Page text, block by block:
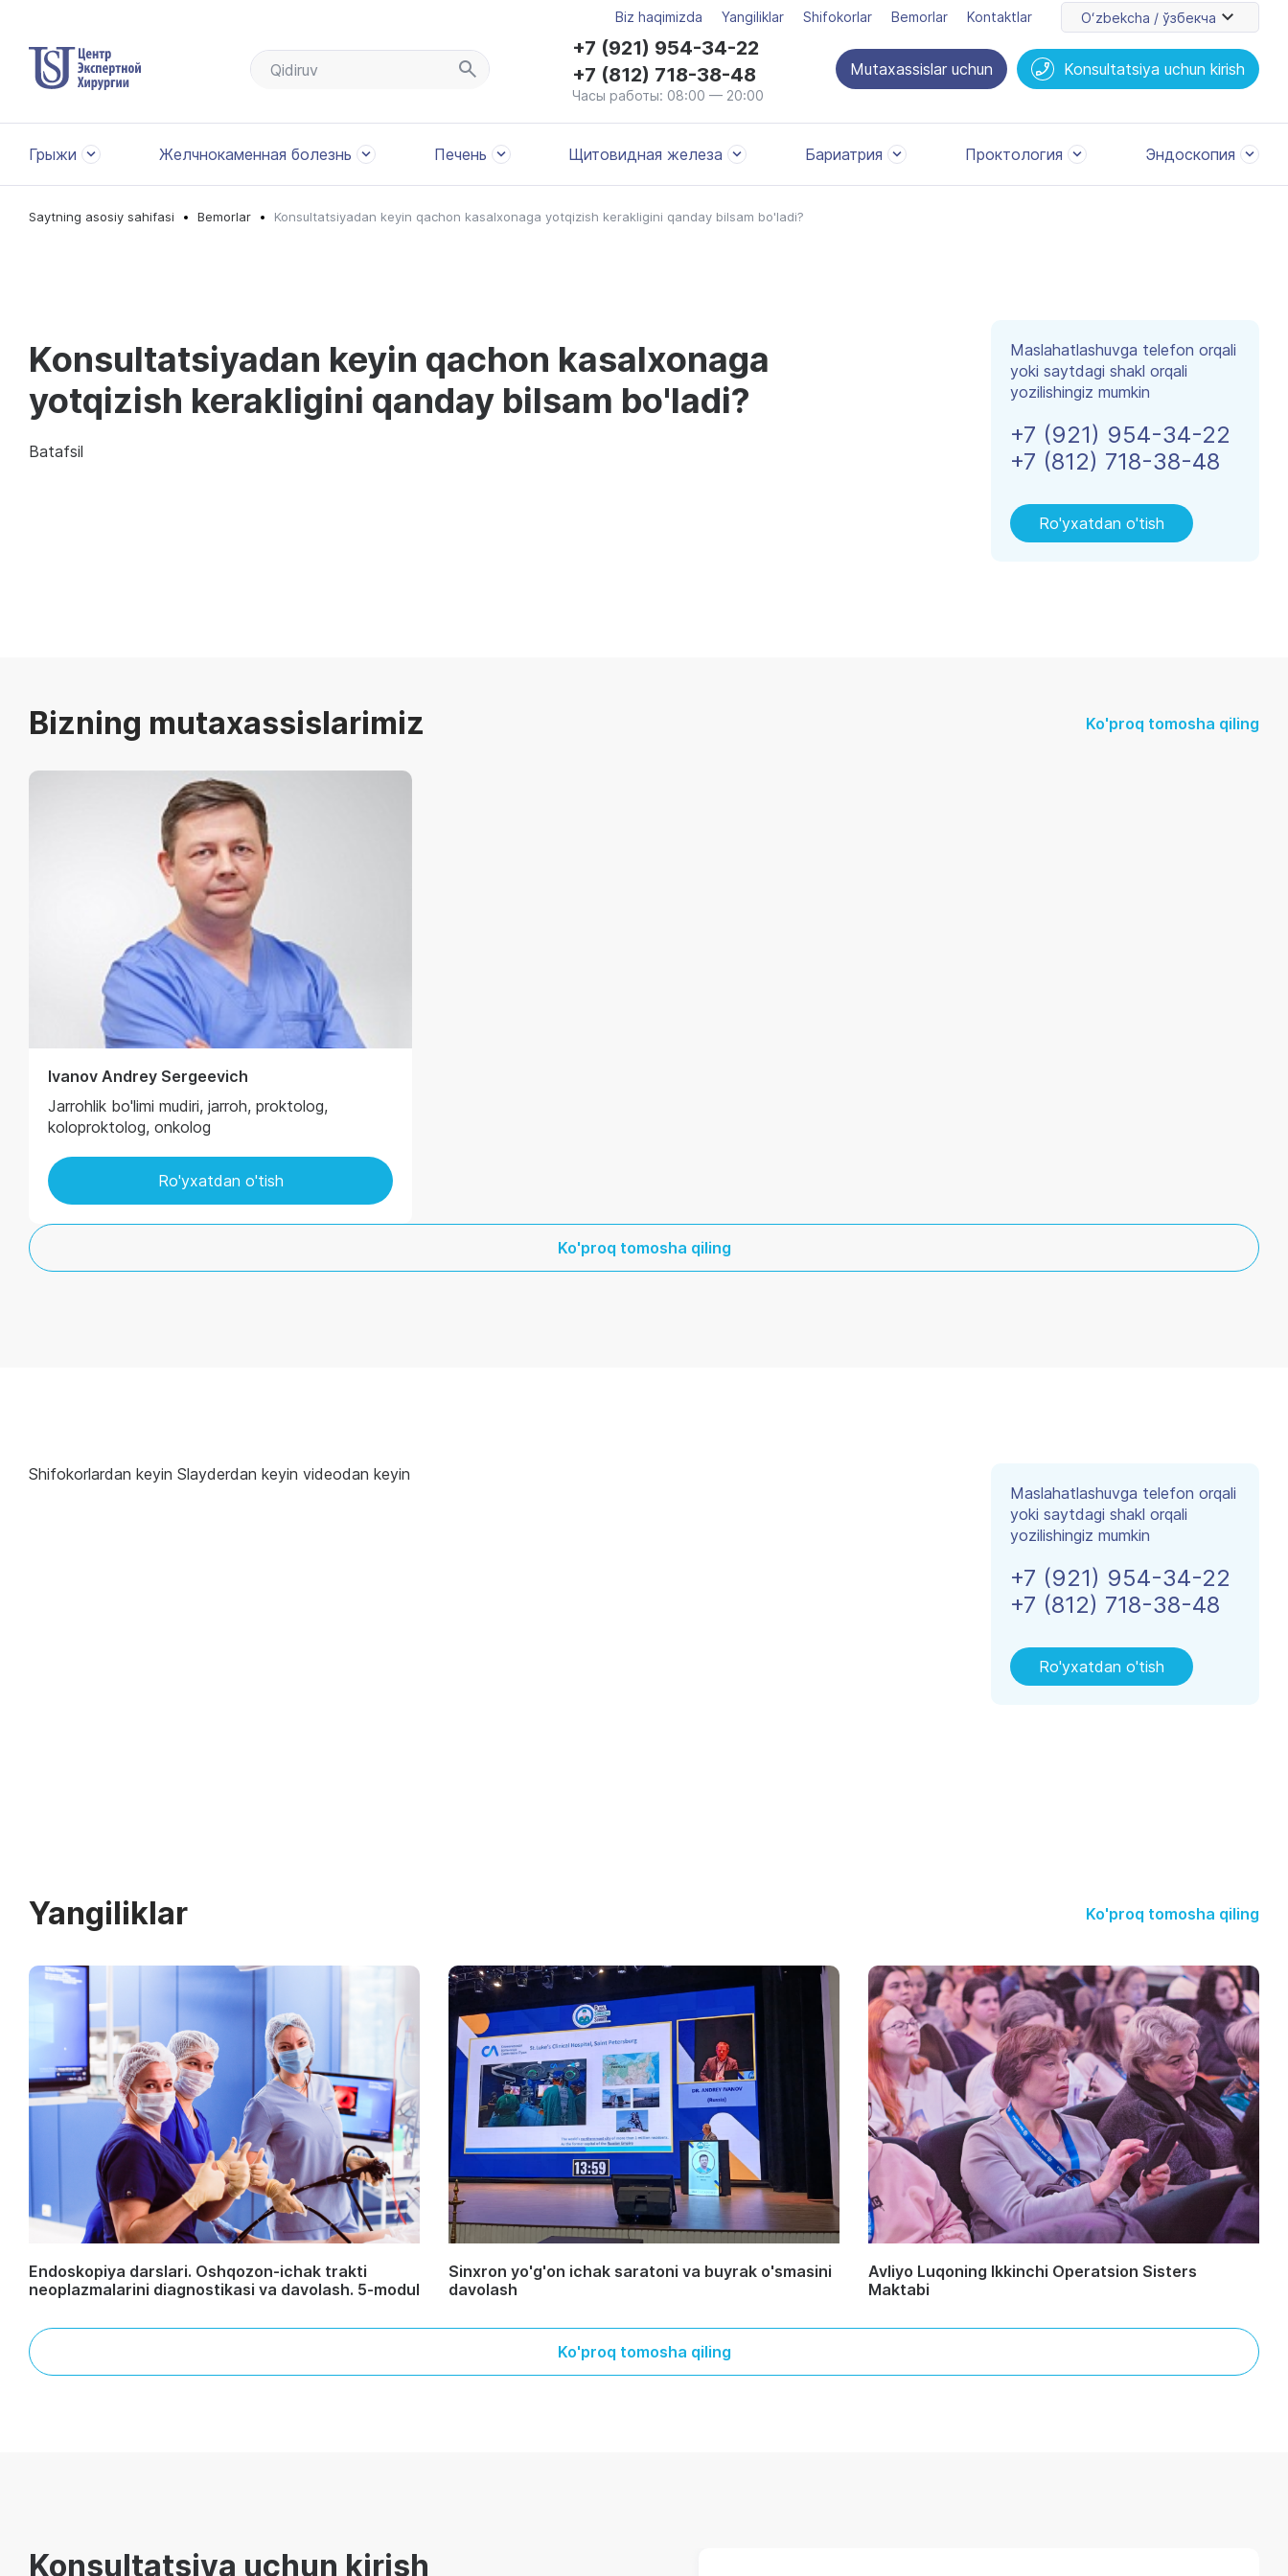
Biz haqimizda Yangiliklar Shifokorlar Bemorlar Kontaktlar Oʻzbekcha / ўзбекча
+7 (921) 954-34-22
+7 (812) 718-38-48
Часы работы: 08:00 — 20:00
Mutaxassislar uchun Konsultatsiya uchun kirish
Грыжи Желчнокаменная болезнь Печень Щитовидная железа Бариатрия Проктология Эндоскопия
Saytning asosiy sahifasi Bemorlar Konsultatsiyadan keyin qachon kasalxonaga yotqizish kerakligini qanday bilsam bo'ladi?
Konsultatsiyadan keyin qachon kasalxonaga
yotqizish kerakligini qanday bilsam bo'ladi?
Batafsil
Maslahatlashuvga telefon orqali
yoki saytdagi shakl orqali
yozilishingiz mumkin
+7 (921) 954-34-22
+7 (812) 718-38-48
Ro'yxatdan o'tish
Bizning mutaxassislarimiz Ko'proq tomosha qiling
Ivanov Andrey Sergeevich
Jarrohlik bo'limi mudiri, jarroh, proktolog,
koloproktolog, onkolog
Ro'yxatdan o'tish
Ko'proq tomosha qiling
Shifokorlardan keyin Slayderdan keyin videodan keyin
Maslahatlashuvga telefon orqali
yoki saytdagi shakl orqali
yozilishingiz mumkin
+7 (921) 954-34-22
+7 (812) 718-38-48
Ro'yxatdan o'tish
Yangiliklar Ko'proq tomosha qiling
Endoskopiya darslari. Oshqozon-ichak trakti
neoplazmalarini diagnostikasi va davolash. 5-modul
Sinxron yo'g'on ichak saratoni va buyrak o'smasini
davolash
Avliyo Luqoning Ikkinchi Operatsion Sisters
Maktabi
Ko'proq tomosha qiling
Konsultatsiya uchun kirish